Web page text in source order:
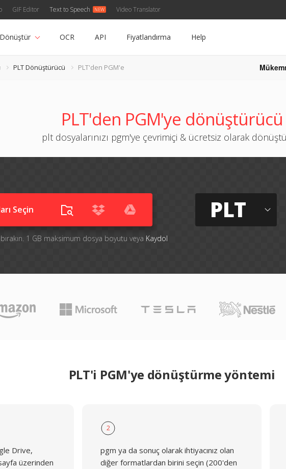
GIF Editor Text to Speech Video Translator
Dönüştür OCR API Fiyatlandırma Help
PLT Dönüştürücü PLT'den PGM'e
PLT'den PGM'ye dönüştürücü
plt dosyalarınızı pgm'ye çevrimiçi & ücretsiz olarak
Seçin
1 GB maksimum dosya boyutu veya Kaydol
PLT
PLT'i PGM'ye dönüştürme yöntemi
Drive,
üzerinden
2
pgm ya da sonuç olarak ihtiyacınız olan
diğer formatlardan birini seçin (200'den